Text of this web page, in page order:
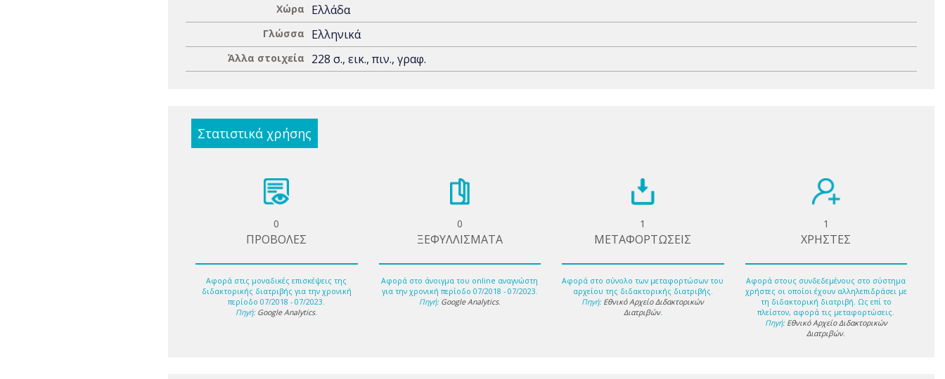
Χώρα Ελλάδα
Γλώσσα Ελληνικά
Άλλα στοιχεία 228 σ., εικ., πιν., γραφ.
Στατιστικά χρήσης
0
ΠΡΟΒΟΛΕΣ
Αφορά στις μοναδικές επισκέψεις της
διδακτορικής διατριβής για την χρονική
περίοδο 07/2018 - 07/2023.
Πηγή: Google Analytics.
0
ΞΕΦΥΛΛΙΣΜΑΤΑ
Αφορά στο άνοιγμα του online αναγνώστη
για την χρονική περίοδο 07/2018 - 07/2023.
Πηγή: Google Analytics.
1
ΜΕΤΑΦΟΡΤΩΣΕΙΣ
Αφορά στο σύνολο των μεταφορτώσων του
αρχείου της διδακτορικής διατριβής.
Πηγή: Εθνικό Αρχείο Διδακτορικών
Διατριβών.
1
ΧΡΗΣΤΕΣ
Αφορά στους συνδεδεμένους στο σύστημα
χρήστες οι οποίοι έχουν αλληλεπιδράσει με
τη διδακτορική διατριβή. Ως επί το
πλείστον, αφορά τις μεταφορτώσεις.
Πηγή: Εθνικό Αρχείο Διδακτορικών
Διατριβών.